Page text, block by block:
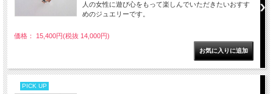
人の女性に遊び心をもって楽しんでいただきたいおすす
めのジュエリーです。
価格： 15,400円(税抜 14,000円)
PICK UP